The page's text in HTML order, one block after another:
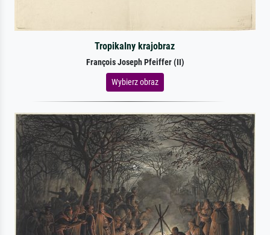
Tropikalny krajobraz
François Joseph Pfeiffer (II)
Wybierz obraz